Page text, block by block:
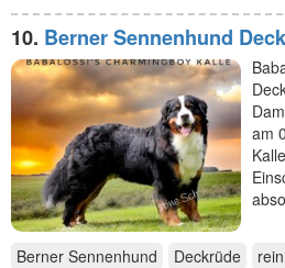
10. Berner Sennenhund
am
Berner Sennenhund Deckrüde